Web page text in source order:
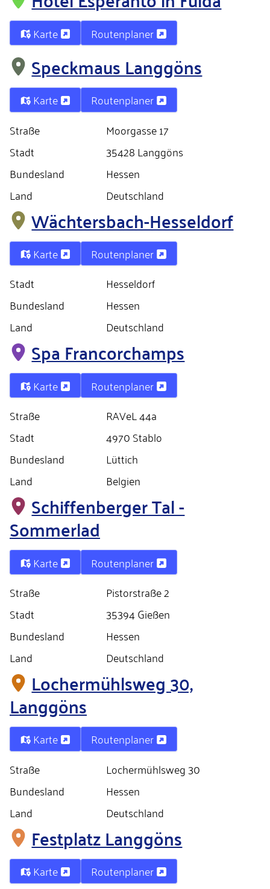
Karte Routenplaner
Speckmaus Langgöns
Karte
Routenplaner
Straße
Moorgasse 17
Stadt
35428 Langgöns
Bundesland
Hessen
Land
Deutschland
Wächtersbach-Hesseldorf
Karte
Routenplaner
Stadt
Hesseldorf
Bundesland
Hessen
Land
Deutschland
Spa Francorchamps
Karte
Routenplaner
Straße
RAVeL 44a
Stadt
4970 Stablo
Bundesland
Lüttich
Land
Belgien
Schiffenberger Tal -
Sommerlad
Karte
Routenplaner
Straße
Pistorstraße 2
Stadt
35394 Gießen
Bundesland
Hessen
Land
Deutschland
Lochermühlsweg 30,
Langgöns
Karte
Routenplaner
Straße
Lochermühlsweg 30
Bundesland
Hessen
Land
Deutschland
Festplatz Langgöns
Karte Routenplaner